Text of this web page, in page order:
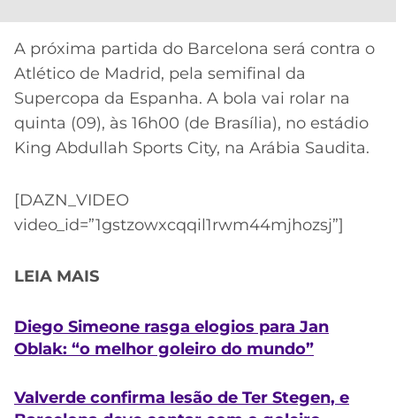
A próxima partida do Barcelona será contra o
Atlético de Madrid, pela semifinal da
Supercopa da Espanha. A bola vai rolar na
quinta (09), às 16h00 (de Brasília), no estádio
King Abdullah Sports City, na Arábia Saudita.
[DAZN_VIDEO
video_id=”1gstzowxcqqil1rwm44mjhozsj”]
LEIA MAIS
Diego Simeone rasga elogios para Jan
Oblak: “o melhor goleiro do mundo”
Valverde confirma lesão de Ter Stegen, e